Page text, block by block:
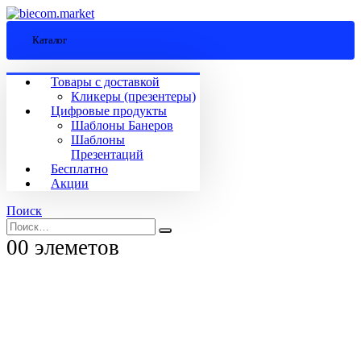
Каталог
Товары с доставкой
Кликеры (презентеры)
Цифровые продукты
Шаблоны Банеров
Шаблоны
Презентаций
Бесплатно
Акции
Поиск
00 элеметов